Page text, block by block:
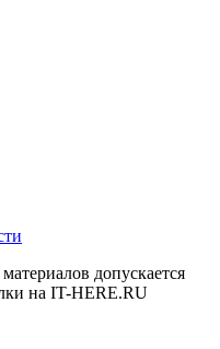
допускается
на IT-HERE.RU